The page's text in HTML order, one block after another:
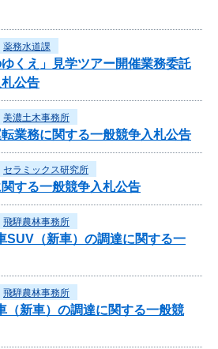
薬務水道課
くえ」見学ツアー開催業務委託
公告
美濃土木事務所
業務に関する一般競争入札公告
セラミックス研究所
する一般競争入札公告
飛騨農林事務所
SUV（新車）の調達に関する一
飛騨農林事務所
（新車）の調達に関する一般競